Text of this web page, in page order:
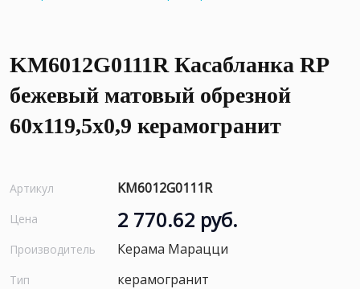
KM6012G0111R Касабланка RP
бежевый матовый обрезной
60x119,5x0,9 керамогранит
Артикул KM6012G0111R
Цена 2 770.62 руб.
Производитель Керама Марацци
Тип керамогранит